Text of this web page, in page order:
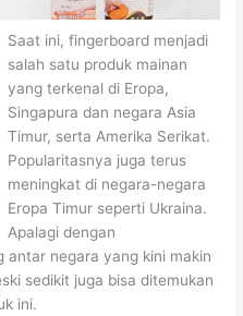
Saat ini, fingerboard menjadi
salah satu produk mainan
yang terkenal di Eropa,
Singapura dan negara Asia
Timur, serta Amerika Serikat.
Popularitasnya juga terus
meningkat di negara-negara
Eropa Timur seperti Ukraina.
Apalagi dengan
antar negara yang kini makin
sedikit juga bisa ditemukan
ini.